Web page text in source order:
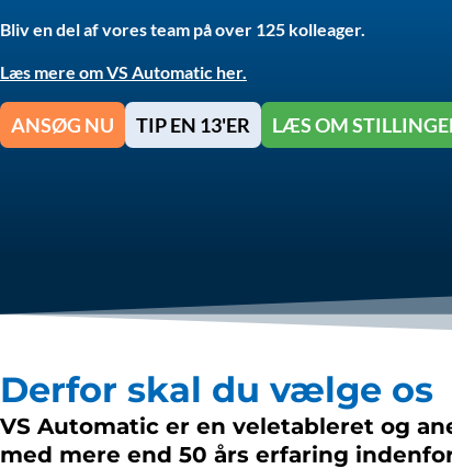
Bliv en del af vores team på over 125 kolleager.
Læs mere om VS Automatic her.
ANSØG NU TIP EN 13'ER LÆS OM
Derfor skal du vælge os
VS Automatic er en veletableret og
med mere end 50 års erfaring